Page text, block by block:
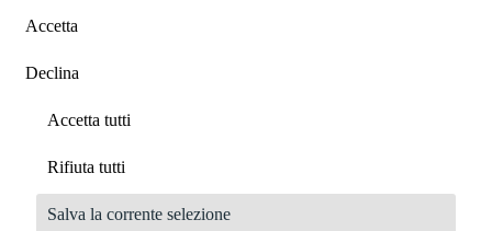
Accetta
Declina
Accetta tutti
Rifiuta tutti
Salva la corrente selezione